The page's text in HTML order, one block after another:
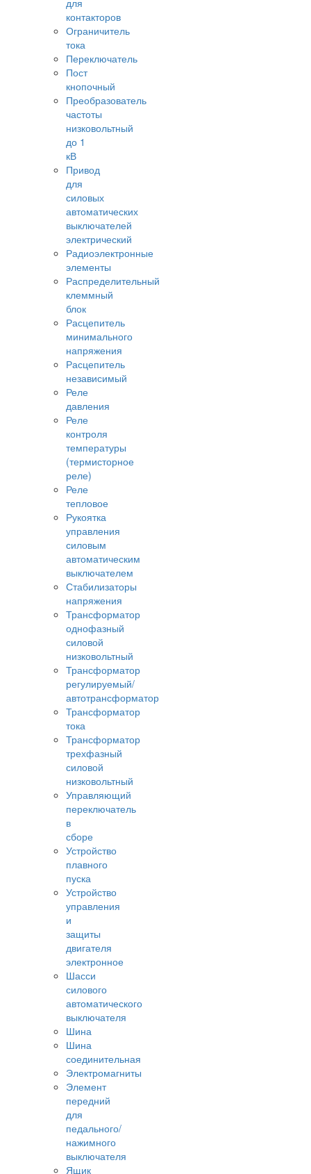
для
контакторов
Ограничитель
тока
Переключатель
Пост
кнопочный
Преобразователь
частоты
низковольтный
до 1
кВ
Привод
для
силовых
автоматических
выключателей
электрический
Радиоэлектронные
элементы
Распределительный
клеммный
блок
Расцепитель
минимального
напряжения
Расцепитель
независимый
Реле
давления
Реле
контроля
температуры
(термисторное
реле)
Реле
тепловое
Рукоятка
управления
силовым
автоматическим
выключателем
Стабилизаторы
напряжения
Трансформатор
однофазный
силовой
низковольтный
Трансформатор
регулируемый/
автотрансформатор
Трансформатор
тока
Трансформатор
трехфазный
силовой
низковольтный
Управляющий
переключатель
в
сборе
Устройство
плавного
пуска
Устройство
управления
и
защиты
двигателя
электронное
Шасси
силового
автоматического
выключателя
Шина
Шина
соединительная
Электромагниты
Элемент
передний
для
педального/
нажимного
выключателя
Ящик